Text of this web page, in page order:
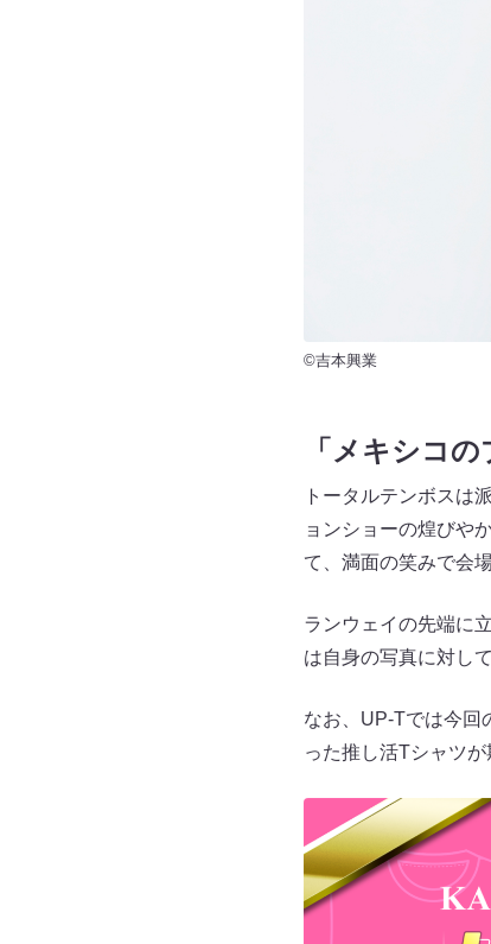
©吉本興業
「メキシコ
トータルテンボスは
ョンショーの煌びや
て、満面の笑みで会
ランウェイの先端に
は自身の写真に対し
なお、UP-Tでは今回
った推し活Tシャツが